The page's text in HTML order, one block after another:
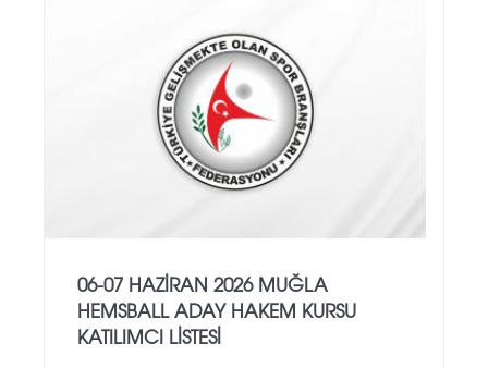
06-07 HAZİRAN 2026 MUĞLA
HEMSBALL ADAY HAKEM KURSU
KATILIMCI LİSTESİ